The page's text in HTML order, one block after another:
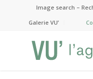
Image search –
Galerie VU’